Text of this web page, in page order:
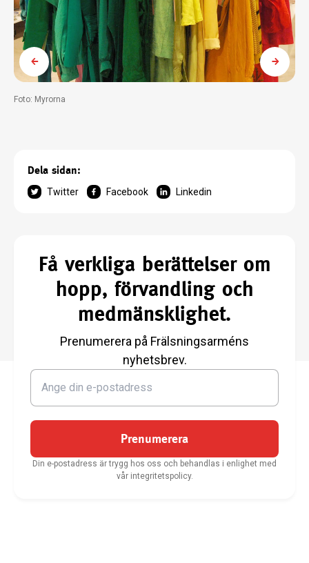
Foto: Myrorna
Dela sidan:
Twitter Facebook Linkedin
Få verkliga berättelser om
hopp, förvandling och
medmänsklighet.
Prenumerera på Frälsningsarméns
nyhetsbrev.
Prenumerera
Din e-postadress är trygg hos oss och behandlas i enlighet med
vår integritetspolicy.